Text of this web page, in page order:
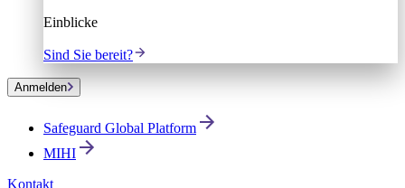
Einblicke
Sind Sie bereit?
Anmelden
Safeguard Global Platform
MIHI
Kontakt